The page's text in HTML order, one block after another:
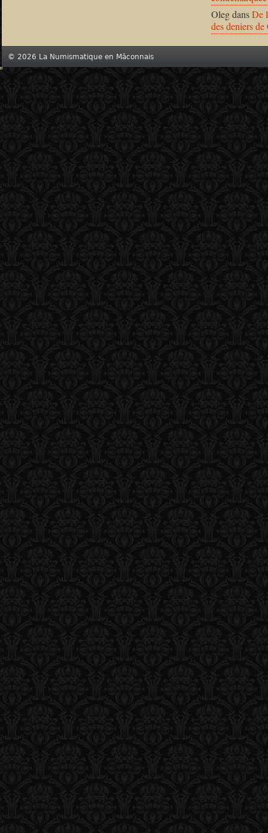
OlegdansDe
des deniers
© 2026 La Numismatique en Mâconnais